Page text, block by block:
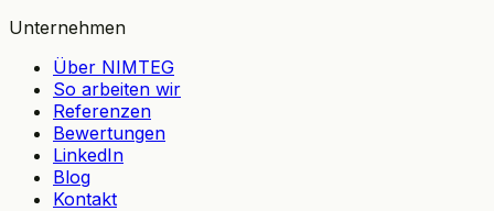
Unternehmen
Über NIMTEG
So arbeiten wir
Referenzen
Bewertungen
LinkedIn
Blog
Kontakt